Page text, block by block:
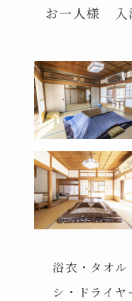
お一人様 入
浴衣・タオル
シ・ドライヤ